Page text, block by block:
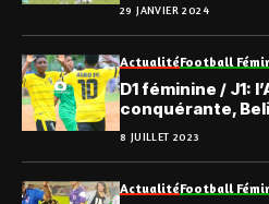
29 JANVIER 2024
ActualitéFootball
D1 féminine / J1:
conquérante,
8 JUILLET 2023
ActualitéFootball